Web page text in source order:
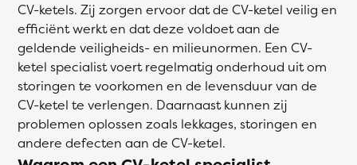
CV-ketels. Zij zorgen ervoor dat de CV-ketel veilig en
efficiënt werkt en dat deze voldoet aan de
geldende veiligheids- en milieunormen. Een CV-
ketel specialist voert regelmatig onderhoud uit om
storingen te voorkomen en de levensduur van de
CV-ketel te verlengen. Daarnaast kunnen zij
problemen oplossen zoals lekkages, storingen en
andere defecten aan de CV-ketel.